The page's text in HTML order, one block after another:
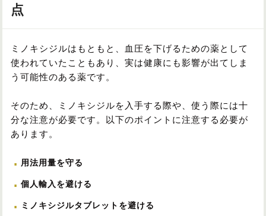
点
ミノキシジルはもともと、血圧を下げるための薬として
使われていたこともあり、実は健康にも影響が出てしま
う可能性のある薬です。
そのため、ミノキシジルを入手する際や、使う際には十
分な注意が必要です。以下のポイントに注意する必要が
あります。
用法用量を守る
個人輸入を避ける
ミノキシジルタブレットを避ける